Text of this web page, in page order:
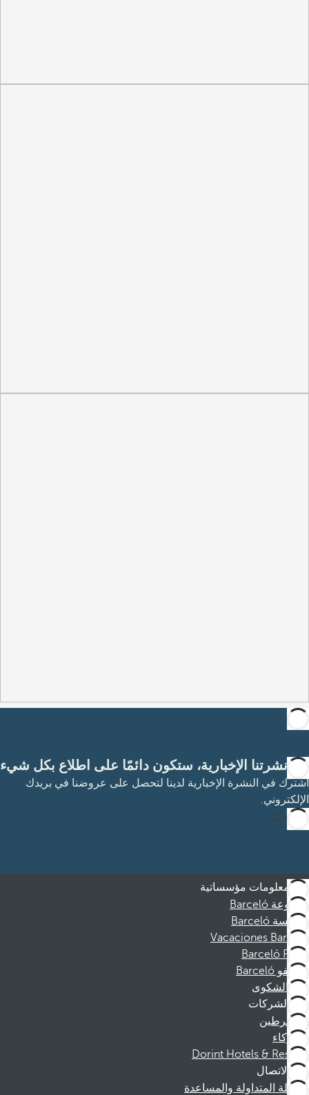
مع نشرتنا الإخبارية، ستكون دائمًا على اطلاع بكل شيء
اشترك في النشرة الإخبارية لدينا لتحصل على عروضنا في بريدك
الإلكتروني.
الاشتراك
معلومات مؤسساتية
مجموعة Barceló
مؤسسة Barceló
Vacaciones Barceló
Barceló Films
موظفو Barceló
قناة الشكوى
الشركات
المنخرطين
الشركاء
Dorint Hotels & Resorts
الاتصال
الأسئلة المتداولة والمساعدة